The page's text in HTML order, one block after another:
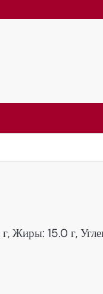
Жиры: 15.0 г,